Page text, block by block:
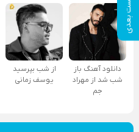
پست بعدی
دانلود آهنگ باز
شب شد از مهراد
جم
از شب بپرسید
یوسف زمانی